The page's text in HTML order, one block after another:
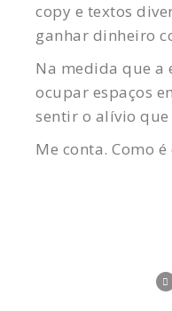
copy e textos
ganhar dinheiro
Na medida que a
ocupar espaços
sentir o alívio
Me conta. Como